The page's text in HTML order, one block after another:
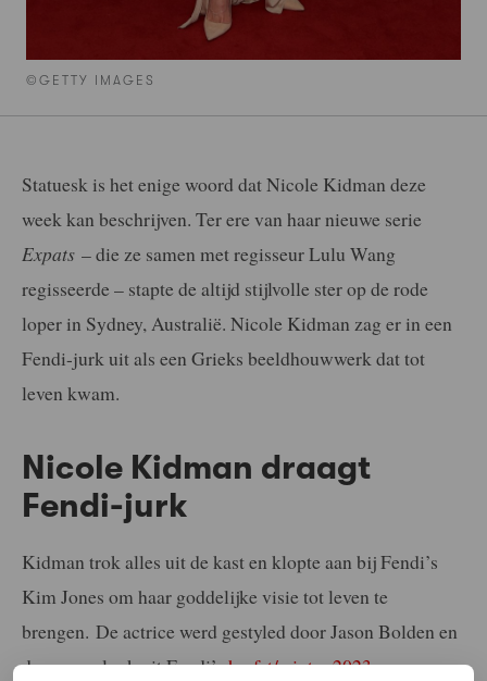
©GETTY IMAGES
Statuesk is het enige woord dat Nicole Kidman deze
week kan beschrijven. Ter ere van haar nieuwe serie
Expats – die ze samen met regisseur Lulu Wang
regisseerde – stapte de altijd stijlvolle ster op de rode
loper in Sydney, Australië. Nicole Kidman zag er in een
Fendi-jurk uit als een Grieks beeldhouwwerk dat tot
leven kwam.
Nicole Kidman draagt
Fendi-jurk
Kidman trok alles uit de kast en klopte aan bij Fendi’s
Kim Jones om haar goddelijke visie tot leven te
brengen. De actrice werd gestyled door Jason Bolden en
droeg een look uit Fendi’sherfst/winter 2023-